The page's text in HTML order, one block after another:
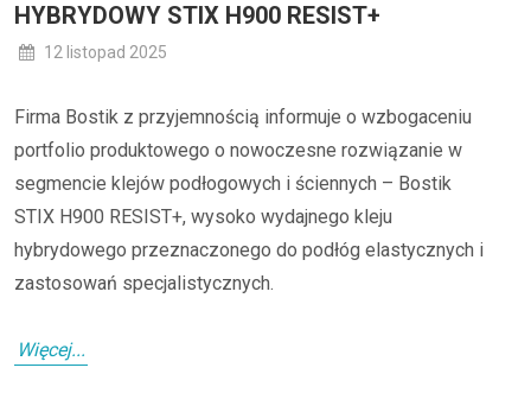
HYBRYDOWY STIX H900 RESIST+
12 listopad 2025
Firma Bostik z przyjemnością informuje o wzbogaceniu
portfolio produktowego o nowoczesne rozwiązanie w
segmencie klejów podłogowych i ściennych – Bostik
STIX H900 RESIST+, wysoko wydajnego kleju
hybrydowego przeznaczonego do podłóg elastycznych i
zastosowań specjalistycznych.
Więcej...